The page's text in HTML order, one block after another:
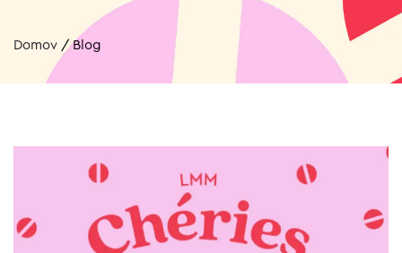
Domov /Blog